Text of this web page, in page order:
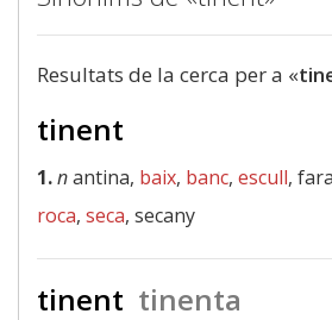
Resultats de la cerca per a «
tinent
1.nantina, baix, banc, escull,
roca, seca, secany
tinent tinenta